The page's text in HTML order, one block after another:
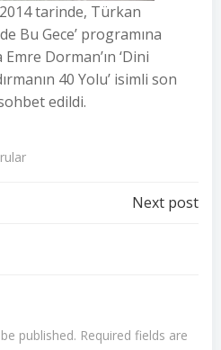
tarinde, Türkan
Bu Gece’ programına
Dorman’ın ‘Dini
40 Yolu’ isimli son
edildi.
Next post
published. Required fields are